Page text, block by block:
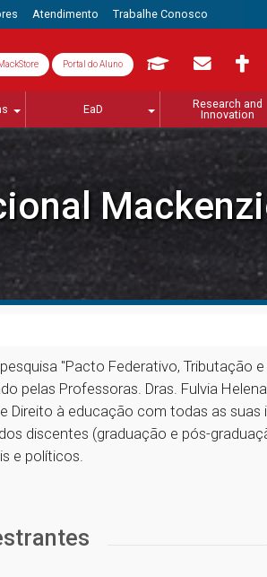
Atendimento Trabalhe Conosco
Portal do Aluno
EaD
Research and
Innovation
"Pacto Federativo, Tributação
pelas Professoras. Dras. Fulvia
Direito à educação com todas as suas
discentes (graduação e pós-
e políticos.